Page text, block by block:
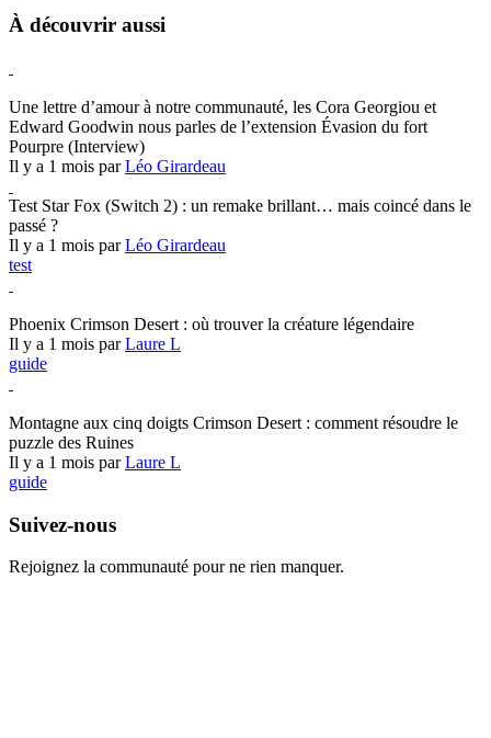
À découvrir aussi
Une lettre d’amour à notre communauté, les Cora Georgiou et
Edward Goodwin nous parles de l’extension Évasion du fort
Pourpre (Interview)
Il y a 1 mois parLéo Girardeau
Test Star Fox (Switch 2) : un remake brillant… mais coincé dans le
passé ?
Il y a 1 mois parLéo Girardeau
test
Phoenix Crimson Desert : où trouver la créature légendaire
Il y a 1 mois parLaure L
guide
Montagne aux cinq doigts Crimson Desert : comment résoudre le
puzzle des Ruines
Il y a 1 mois parLaure L
guide
Suivez-nous
Rejoignez la communauté pour ne rien manquer.